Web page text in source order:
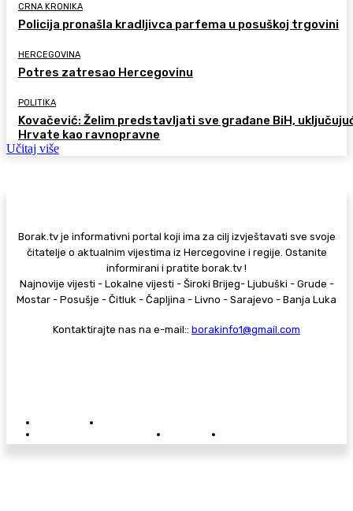
CRNA KRONIKA
Policija pronašla kradljivca parfema u posuškoj trgovini
HERCEGOVINA
Potres zatresao Hercegovinu
POLITIKA
Kovačević: Želim predstavljati sve građane BiH,
Hrvate kao ravnopravne
Učitaj više
Borak.tv je informativni portal koji ima za cilj izvještavati sve svoje
čitatelje o aktualnim vijestima iz Hercegovine i regije. Ostanite
informirani i pratite borak.tv !
Najnovije vijesti - Lokalne vijesti - Široki Brijeg- Ljubuški - Grude -
Mostar - Posušje - Čitluk - Čapljina - Livno - Sarajevo - Banja Luka
Kontaktirajte nas na e-mail:: borakinfo1@gmail.com